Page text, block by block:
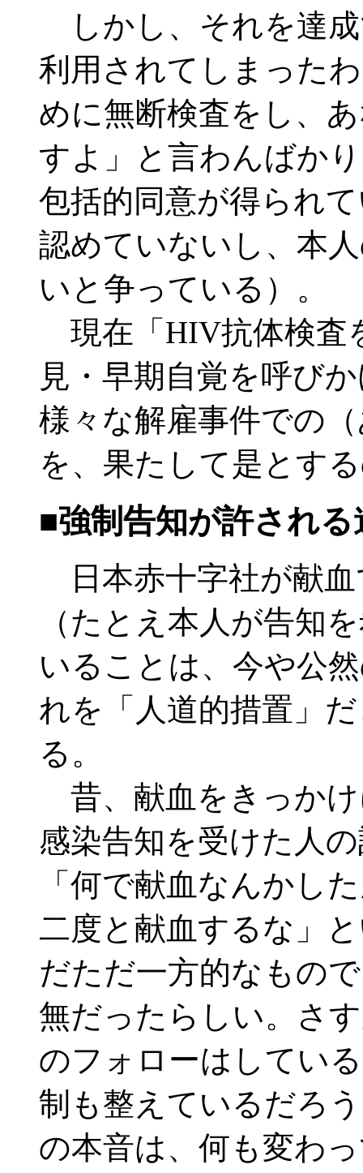
しかし、それを達
利用されてしまった
めに無断検査をし、
すよ」と言わんばか
包括的同意が得られ
認めていないし、本
いと争っている）。
現在「HIV抗体検査
見・早期自覚を呼び
様々な解雇事件での
を、果たして是とす
■強制告知が許される
日本赤十字社が献
（たとえ本人が告知
いることは、今や公
れを「人道的措置」
る。
昔、献血をきっか
感染告知を受けた人
「何で献血なんかし
二度と献血するな」
だただ一方的なもの
無だったらしい。さ
のフォローはしてい
制も整えているだろ
の本音は、何も変わ